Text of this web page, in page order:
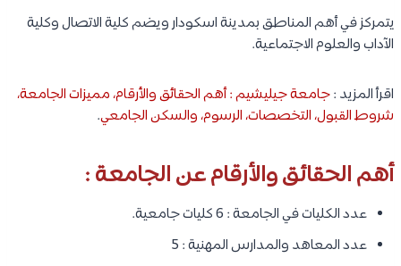
يتمركز في أهم المناطق بمدينة اسكودار ويضم كلية الاتصال وكلية
الآداب والعلوم الاجتماعية.
اقرأ المزيد :جامعة جيليشيم : أهم الحقائق والأرقام، مميزات الجامعة،
شروط القبول، التخصصات، الرسوم، والسكن الجامعي.
أهم الحقائق والأرقام عن الجامعة :
عدد الكليات في الجامعة : 6 كليات جامعية.
عدد المعاهد والمدارس المهنية : 5